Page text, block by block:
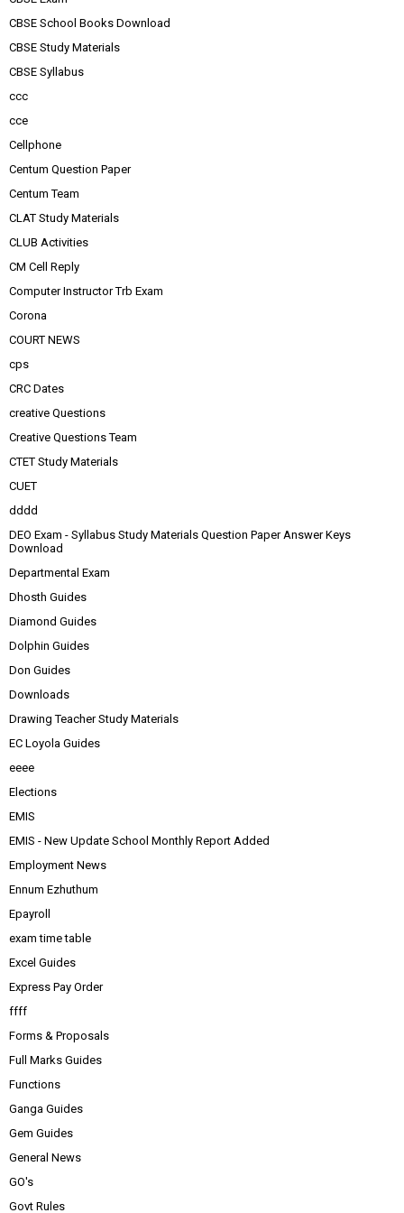
CBSE School Books Download
CBSE Study Materials
CBSE Syllabus
ccc
cce
Cellphone
Centum Question Paper
Centum Team
CLAT Study Materials
CLUB Activities
CM Cell Reply
Computer Instructor Trb Exam
Corona
COURT NEWS
cps
CRC Dates
creative Questions
Creative Questions Team
CTET Study Materials
CUET
dddd
DEO Exam - Syllabus Study Materials Question Paper Answer Keys
Download
Departmental Exam
Dhosth Guides
Diamond Guides
Dolphin Guides
Don Guides
Downloads
Drawing Teacher Study Materials
EC Loyola Guides
eeee
Elections
EMIS
EMIS - New Update School Monthly Report Added
Employment News
Ennum Ezhuthum
Epayroll
exam time table
Excel Guides
Express Pay Order
ffff
Forms & Proposals
Full Marks Guides
Functions
Ganga Guides
Gem Guides
General News
GO's
Govt Rules